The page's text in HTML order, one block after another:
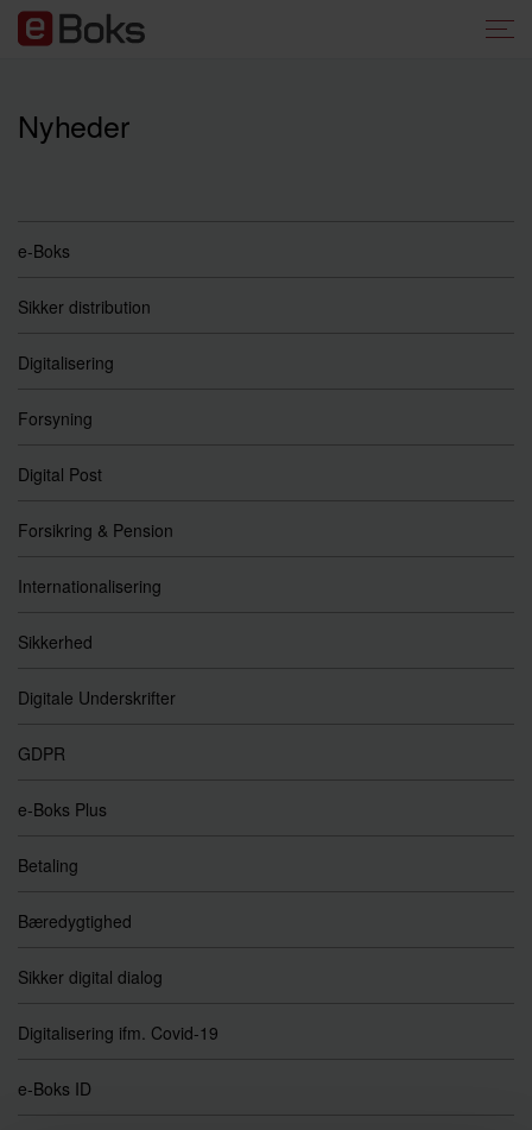
Nyheder
e-Boks
Sikker distribution
Digitalisering
Forsyning
Digital Post
Forsikring & Pension
Internationalisering
Sikkerhed
Digitale Underskrifter
GDPR
e-Boks Plus
Betaling
Bæredygtighed
Sikker digital dialog
Digitalisering ifm. Covid-19
e-Boks ID